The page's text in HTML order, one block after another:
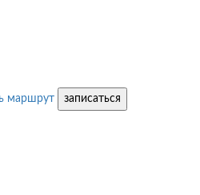
маршрут
записаться